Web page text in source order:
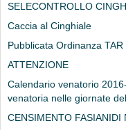
SELECONTROLLO
Caccia al Cinghiale
Pubblicata Ordinanza
ATTENZIONE
Calendario venatorio
venatoria nelle giornate
CENSIMENTO